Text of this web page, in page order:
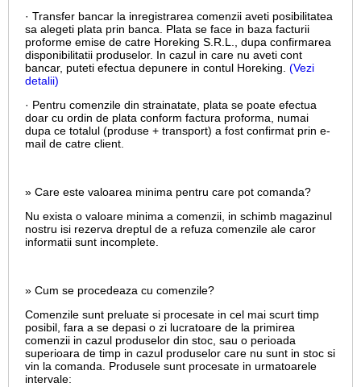
· Transfer bancar la inregistrarea comenzii aveti posibilitatea
sa alegeti plata prin banca. Plata se face in baza facturii
proforme emise de catre Horeking S.R.L., dupa confirmarea
disponibilitatii produselor. In cazul in care nu aveti cont
bancar, puteti efectua depunere in contul Horeking. (Vezi
detalii)
· Pentru comenzile din strainatate, plata se poate efectua
doar cu ordin de plata conform factura proforma, numai
dupa ce totalul (produse + transport) a fost confirmat prin e-
mail de catre client.
» Care este valoarea minima pentru care pot comanda?
Nu exista o valoare minima a comenzii, in schimb magazinul
nostru isi rezerva dreptul de a refuza comenzile ale caror
informatii sunt incomplete.
» Cum se procedeaza cu comenzile?
Comenzile sunt preluate si procesate in cel mai scurt timp
posibil, fara a se depasi o zi lucratoare de la primirea
comenzii in cazul produselor din stoc, sau o perioada
superioara de timp in cazul produselor care nu sunt in stoc si
vin la comanda. Produsele sunt procesate in urmatoarele
intervale: